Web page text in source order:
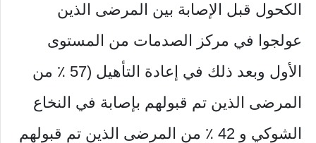
الكحول قبل الإصابة بين المرضى الذين
عولجوا في مركز الصدمات من المستوى
الأول وبعد ذلك في إعادة التأهيل (57 ٪ من
المرضى الذين تم قبولهم بإصابة في النخاع
الشوكي و 42 ٪ من المرضى الذين تم قبولهم